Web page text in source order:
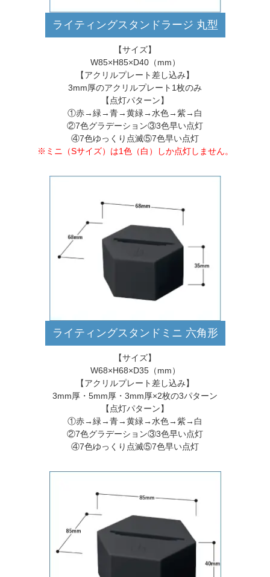
ライティングスタンドラージ 丸型
【サイズ】
W85×H85×D40（mm）
【アクリルプレート差し込み】
3mm厚のアクリルプレート1枚のみ
【点灯パターン】
①赤→緑→青→黄緑→水色→紫→白
②7色グラデーション③3色早い点灯
④7色ゆっくり点滅⑤7色早い点灯
※ミニ（Sサイズ）は1色（白）しか点灯しません。
ライティングスタンドミニ 六角形
【サイズ】
W68×H68×D35（mm）
【アクリルプレート差し込み】
3mm厚・5mm厚・3mm厚×2枚の3パターン
【点灯パターン】
①赤→緑→青→黄緑→水色→紫→白
②7色グラデーション③3色早い点灯
④7色ゆっくり点滅⑤7色早い点灯